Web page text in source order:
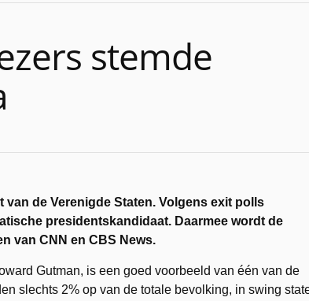
minderheden begrijpt”, Jinnih Beels (Vooruit)
Oost-Europa
stemde
de Verenigde Staten. Volgens exit polls
presidentskandidaat. Daarmee wordt de
van CNN en CBS News.
Gutman, is een goed voorbeeld van één van de
slechts 2% op van de totale bevolking, in swing